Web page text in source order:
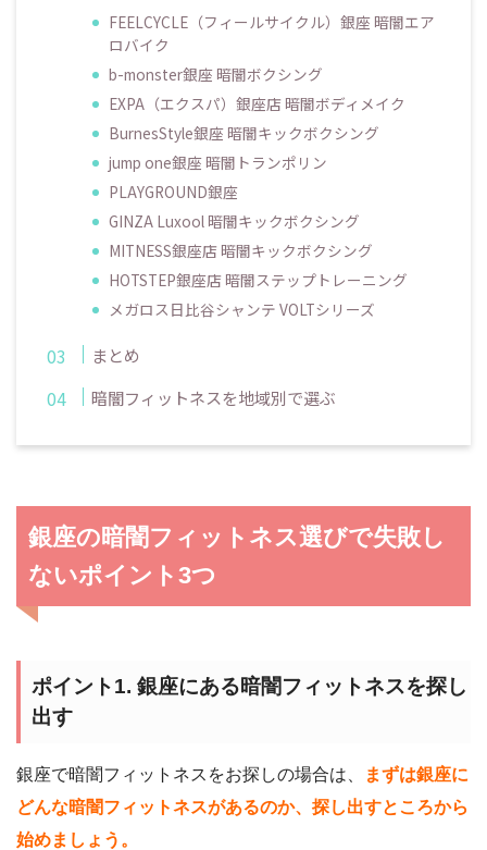
FEELCYCLE（フィールサイクル）銀座 暗闇エア
ロバイク
b-monster銀座 暗闇ボクシング
EXPA（エクスパ）銀座店 暗闇ボディメイク
BurnesStyle銀座 暗闇キックボクシング
jump one銀座 暗闇トランポリン
PLAYGROUND銀座
GINZA Luxool 暗闇キックボクシング
MITNESS銀座店 暗闇キックボクシング
HOTSTEP銀座店 暗闇ステップトレーニング
メガロス日比谷シャンテ VOLTシリーズ
まとめ
暗闇フィットネスを地域別で選ぶ
銀座の暗闇フィットネス選びで失敗し
ないポイント3つ
ポイント1. 銀座にある暗闇フィットネスを探し
出す
銀座で暗闇フィットネスをお探しの場合は、
まずは銀座に
どんな暗闇フィットネスがあるのか、探し出すところから
始めましょう。